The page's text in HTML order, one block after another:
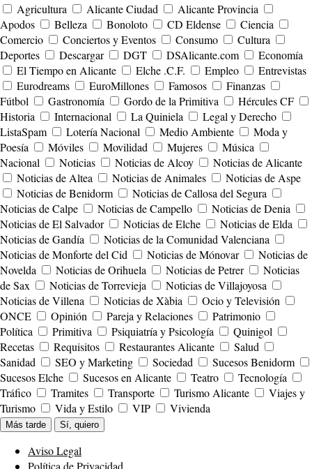
Agricultura
Alicante Ciudad
Alicante Provincia
Apodos
Belleza Bonoloto CD Eldense
Ciencia
Comercio
Conciertos y Eventos Consumo
Cultura
Deportes
Descargar DGT DSAlicante.com
Economía
El Tiempo en Alicante
Elche .C.F. Empleo
Entrevistas
Eurodreams
EuroMillones Famosos
Finanzas
Fútbol
Gastronomía Gordo de la Primitiva
Hércules CF
Historia
Internacional La Quiniela
Legal y Derecho
ListaSpam
Lotería Nacional Medio Ambiente
Moda y
Poesía
Móviles Movilidad Mujeres
Música
Nacional
Noticias Noticias de Alcoy
Noticias de Alicante
Noticias de Altea
Noticias de Animales
Noticias de Aspe
Noticias de Benidorm
Noticias de Callosa del Segura
Noticias de Calpe
Noticias de Campello
Noticias de Denia
Noticias de El Salvador
Noticias de Elche
Noticias de Elda
Noticias de Gandía
Noticias de la Comunidad Valenciana
Noticias de Monforte del Cid
Noticias de Mónovar
Noticias de
Novelda
Noticias de Orihuela Noticias de Petrer
Noticias
de Sax
Noticias de Torrevieja
Noticias de Villajoyosa
Noticias de Villena
Noticias de Xàbia
Ocio y Televisión
ONCE
Opinión Pareja y Relaciones
Patrimonio
Política
Primitiva Psiquiatría y Psicología
Quinigol
Recetas
Requisitos Restaurantes Alicante
Salud
Sanidad
SEO y Marketing Sociedad
Sucesos Benidorm
Sucesos Elche
Sucesos en Alicante Teatro
Tecnología
Tráfico
Tramites Transporte Turismo Alicante
Viajes y
Turismo
Vida y Estilo VIP Vivienda
Más tarde Sí, quiero
Aviso Legal
Política de Privacidad